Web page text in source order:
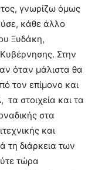
γνωρίζω όμως
κάθε άλλο
Ξυδάκη,
Στην
όταν μάλιστα θα
τον επίμονο και
στοιχεία και τα
στα
και
τη διάρκεια των
τώρα